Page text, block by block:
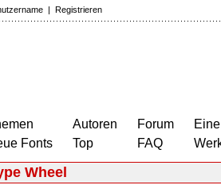
| Registrieren
Fonts
Autoren
Top
Forum
FAQ
Wheel